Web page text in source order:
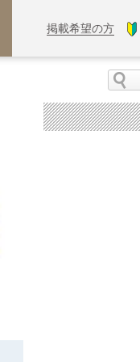
掲載希望の方